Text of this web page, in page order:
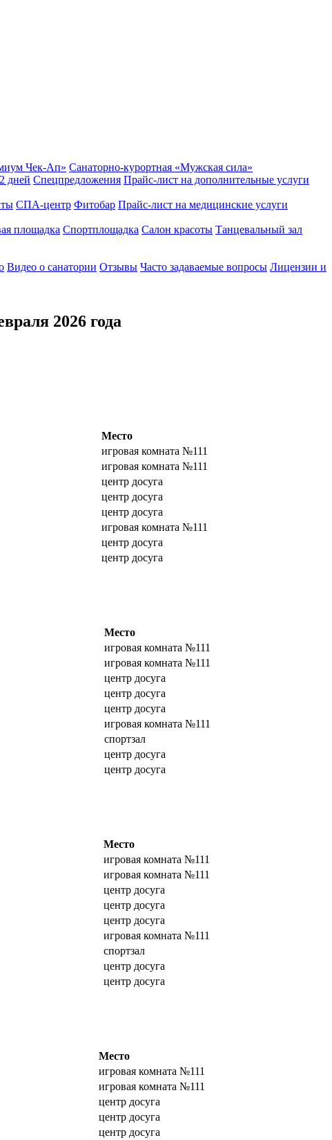
Чек-Ап» Санаторно-курортная «Мужская сила»
дней Спецпредложения Прайс-лист на дополнительные услуги
СПА-центр Фитобар Прайс-лист на медицинские услуги
площадка Спортплощадка Салон красоты Танцевальный зал
Видео о санатории Отзывы Часто задаваемые вопросы Лицензии и
2026 года
Место
игровая комната №111
игровая комната №111
центр досуга
центр досуга
центр досуга
игровая комната №111
центр досуга
центр досуга
Место
игровая комната №111
игровая комната №111
центр досуга
центр досуга
центр досуга
игровая комната №111
спортзал
центр досуга
центр досуга
Место
игровая комната №111
игровая комната №111
центр досуга
центр досуга
центр досуга
игровая комната №111
спортзал
центр досуга
центр досуга
Место
игровая комната №111
игровая комната №111
центр досуга
центр досуга
центр досуга